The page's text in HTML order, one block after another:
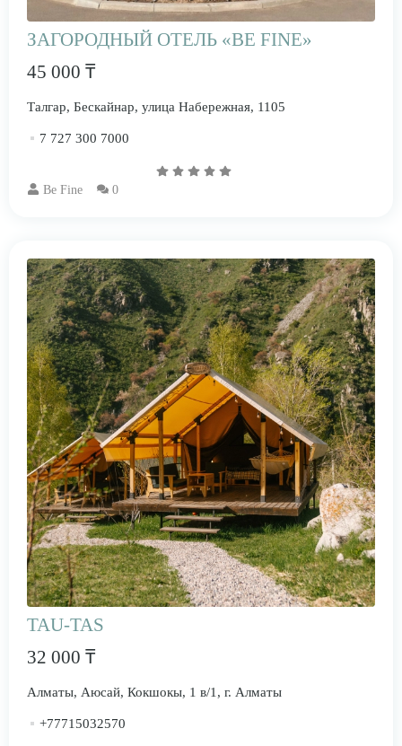
ЗАГОРОДНЫЙ ОТЕЛЬ «BE FINE»
45 000 ₸
Талгар, Бескайнар, улица Набережная, 1105
7 727 300 7000
Be Fine 0
TAU-TAS
32 000 ₸
Алматы, Аюсай, Кокшокы, 1 в/1, г. Алматы
+77715032570